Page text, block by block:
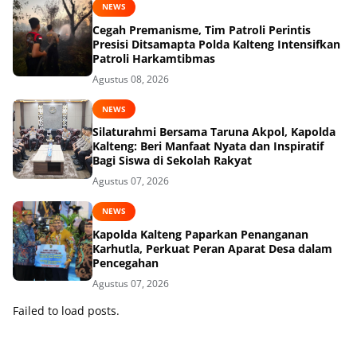
NEWS
Cegah Premanisme, Tim Patroli Perintis
Presisi Ditsamapta Polda Kalteng Intensifkan
Patroli Harkamtibmas
Agustus 08, 2026
NEWS
Silaturahmi Bersama Taruna Akpol, Kapolda
Kalteng: Beri Manfaat Nyata dan Inspiratif
Bagi Siswa di Sekolah Rakyat
Agustus 07, 2026
NEWS
Kapolda Kalteng Paparkan Penanganan
Karhutla, Perkuat Peran Aparat Desa dalam
Pencegahan
Agustus 07, 2026
Failed to load posts.